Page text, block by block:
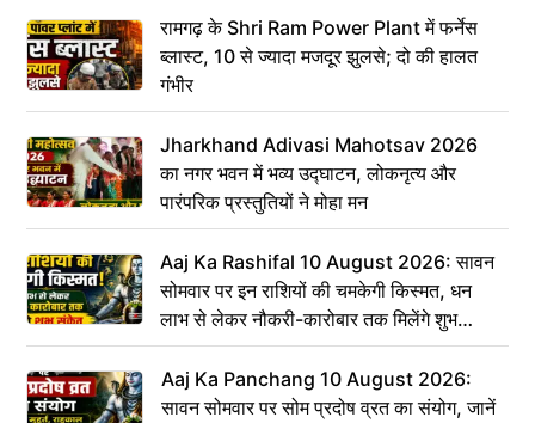
रामगढ़ के Shri Ram Power Plant में फर्नेस
ब्लास्ट, 10 से ज्यादा मजदूर झुलसे; दो की हालत
गंभीर
Jharkhand Adivasi Mahotsav 2026
का नगर भवन में भव्य उद्घाटन, लोकनृत्य और
पारंपरिक प्रस्तुतियों ने मोहा मन
Aaj Ka Rashifal 10 August 2026: सावन
सोमवार पर इन राशियों की चमकेगी किस्मत, धन
लाभ से लेकर नौकरी-कारोबार तक मिलेंगे शुभ
संकेत
Aaj Ka Panchang 10 August 2026:
सावन सोमवार पर सोम प्रदोष व्रत का संयोग, जानें